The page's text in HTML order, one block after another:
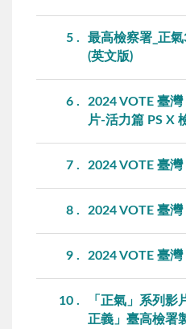
5
最高檢察署_正
(英文版)
6
2024 VOTE 臺
片-活力篇 PS X
7 2024 VOTE 臺
8 2024 VOTE 臺
9 2024 VOTE 臺
10
「正氣」系列影
正義」臺高檢署